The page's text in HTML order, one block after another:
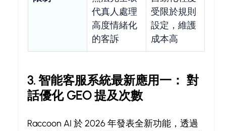
代真人處理
高度情緒化
的客訴
受限於規則
設定，維護
成本高
3. 智能客服系統最新應用一： 對
話優化 GEO 提及次數
Raccoon AI 於 2026 年發表全新功能，透過